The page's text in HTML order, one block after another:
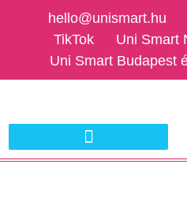
hello@unismart.hu
TikTok
Uni Smart
Uni Smart Budapest